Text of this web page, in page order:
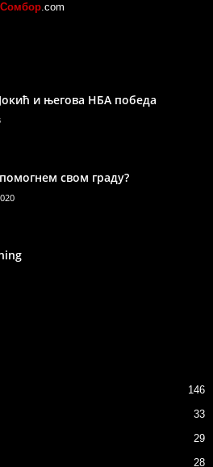
Сомбор.com
и његова НБА победа
свом граду?
146
33
29
28